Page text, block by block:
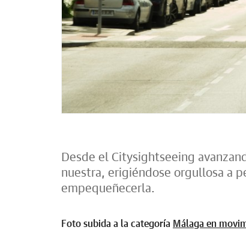
Desde el Citysightseeing
nuestra, erigiéndose orgullosa a
empequeñecerla.
Foto subida a la categoría Málaga en